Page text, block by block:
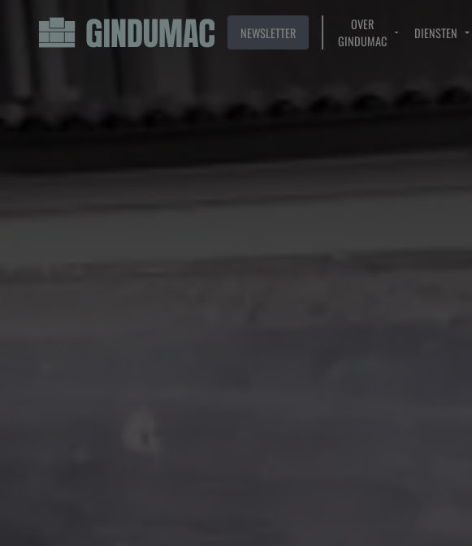
NEWSLETTER
OVER
GINDUMAC
DIENSTEN